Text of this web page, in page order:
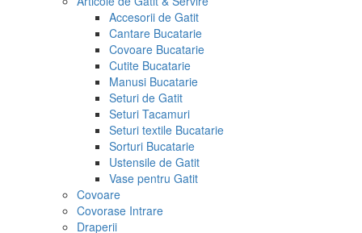
Accesorii de Gatit
Cantare Bucatarie
Covoare Bucatarie
Cutite Bucatarie
Manusi Bucatarie
Seturi de Gatit
Seturi Tacamuri
Seturi textile Bucatarie
Sorturi Bucatarie
Ustensile de Gatit
Vase pentru Gatit
Covoare
Covorase Intrare
Draperii